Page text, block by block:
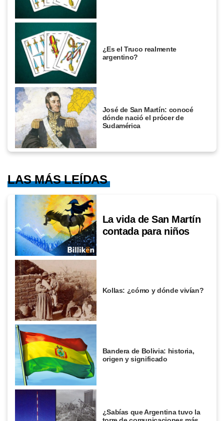
¿Es el Truco realmente
argentino?
José de San Martín: conocé
dónde nació el prócer de
Sudamérica
LAS MÁS LEÍDAS
La vida de San Martín
contada para niños
Kollas: ¿cómo y dónde vivían?
Bandera de Bolivia: historia,
origen y significado
¿Sabías que Argentina tuvo la